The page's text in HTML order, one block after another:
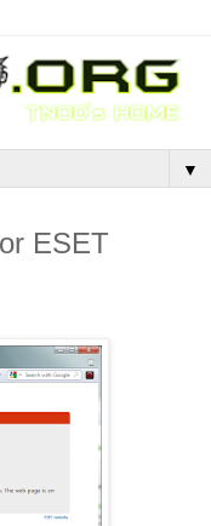
▼
ESET